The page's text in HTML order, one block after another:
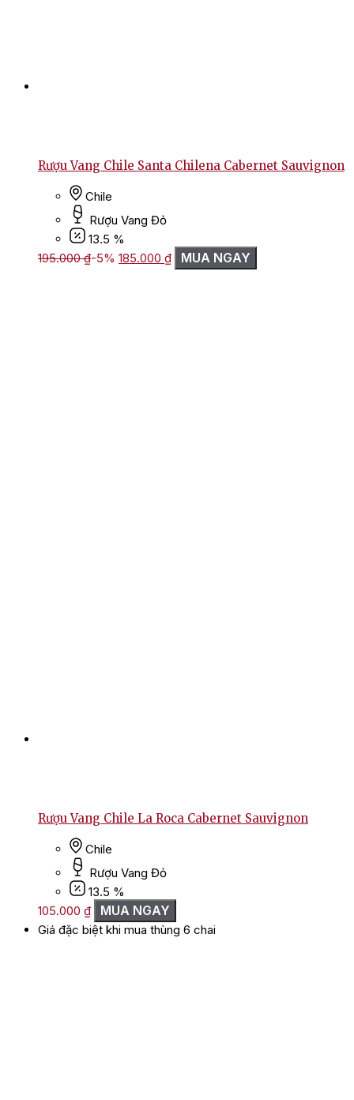
Rượu Vang Chile Santa Chilena Cabernet Sauvignon
Chile
Rượu Vang Đỏ
13.5 %
195.000₫-5% Giá
gốc
185.000 ₫Giá
hiện
MUA NGAY
Rượu Vang Chile La Roca Cabernet Sauvignon
Chile
Rượu Vang Đỏ
13.5 %
105.000 ₫ MUA NGAY
Giá đặc biệt khi mua thùng 6 chai